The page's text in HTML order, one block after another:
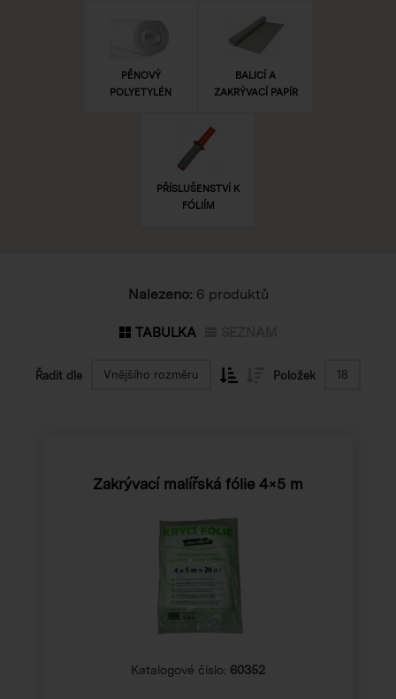
PĚNOVÝ
POLYETYLÉN
BALICÍ A
ZAKRÝVACÍ PAPÍR
PŘÍSLUŠENSTVÍ K
FÓLIÍM
Nalezeno: 6 produktů
TABULKA
Řadit dle Vnějšího rozměru Položek 18
Zakrývací malířská fólie 4×5 m
Katalogové číslo: 60352